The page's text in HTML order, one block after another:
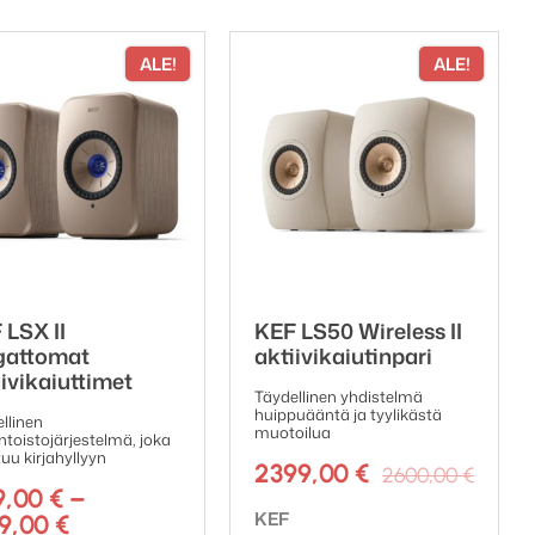
ALE!
LSX II
joka
kirjahyllyyn
€ –
€Hintaluokka:
ALE!
KEF LS50 Wireless II
aktiivikaiutinpari
Täydellinen yhdistelmä
huippuääntä ja tyylikästä
muotoilua
2600,00€
2399,00 €
Tuotemerkki:
KEF